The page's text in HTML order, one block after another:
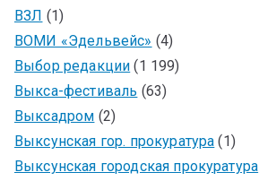
ВЗЛ (1)
ВОМИ «Эдельвейс» (4)
Выбор редакции (1 199)
Выкса-фестиваль (63)
Выксадром (2)
Выксунская гор. прокуратура (1)
Выксунская городская прокуратура